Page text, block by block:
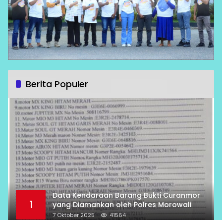
Berita Populer
1
Data Kendaraan Barang Bukti Curanmor
yang Diamankan oleh Polres Morowali
7 Oktober 2025 41564